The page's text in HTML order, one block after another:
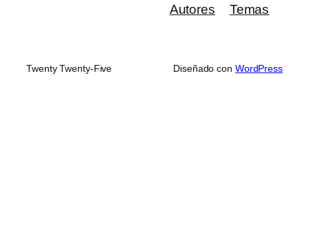
Autores
Temas
Twenty Twenty-Five Diseñado con WordPress